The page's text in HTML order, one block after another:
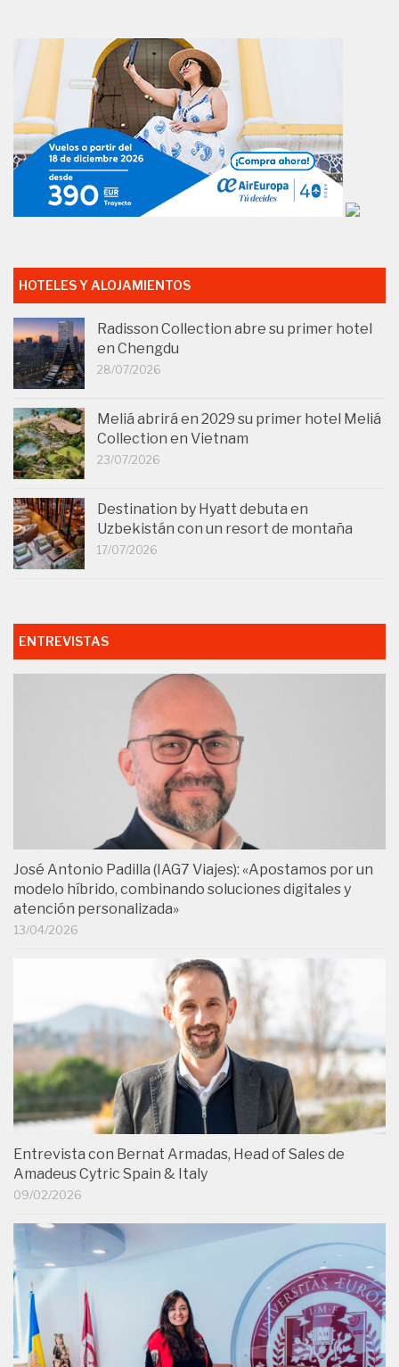
HOTELES Y ALOJAMIENTOS
Radisson Collection abre su primer hotel
en Chengdu
28/07/2026
Meliá abrirá en 2029 su primer hotel Meliá
Collection en Vietnam
23/07/2026
Destination by Hyatt debuta en
Uzbekistán con un resort de montaña
17/07/2026
ENTREVISTAS
José Antonio Padilla (IAG7 Viajes): «Apostamos por un
modelo híbrido, combinando soluciones digitales y
atención personalizada»
13/04/2026
Entrevista con Bernat Armadas, Head of Sales de
Amadeus Cytric Spain & Italy
09/02/2026